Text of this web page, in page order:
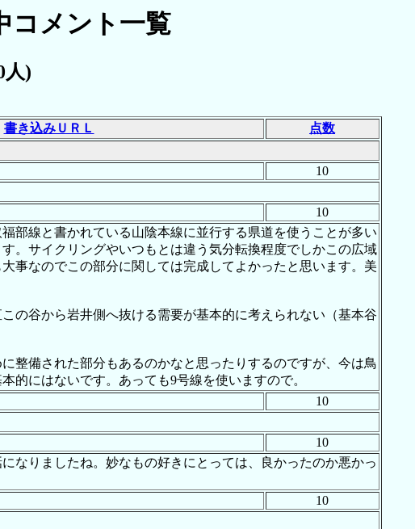
コメント一覧
)
書き込みＵＲＬ
点数
10
10
部線と書かれている山陰本線に並行する県道を使うことが多い
。サイクリングやいつもとは違う気分転換程度でしかこの広域
事なのでこの部分に関しては完成してよかったと思います。美
の谷から岩井側へ抜ける需要が基本的に考えられない（基本谷
整備された部分もあるのかなと思ったりするのですが、今は鳥
的にはないです。あっても9号線を使いますので。
10
10
なりましたね。妙なもの好きにとっては、良かったのか悪かっ
10